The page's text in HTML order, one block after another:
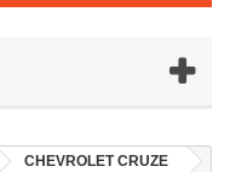
CHEVROLET CRUZE